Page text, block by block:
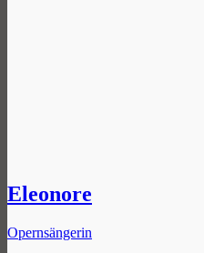
Eleonore
Opernsängerin